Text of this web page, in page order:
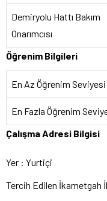
Demiryolu Hattı Bakım
Onarımcısı
Öğrenim Bilgileri
En Az Öğrenim Seviyesi
En Fazla Öğrenim
Çalışma Adresi Bilgisi
Yer : Yurtiçi
Tercih Edilen İkametgah